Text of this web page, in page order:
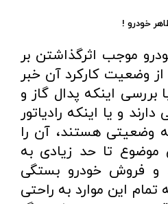
خودرو !
موجب اثرگذاشتن بر
وضعیت کارکرد آن خبر
بررسی اینکه پدال گاز و
و یا اینکه رادیاتور
وضعیتی هستند، آن را
تا حد زیادی به
و فروش خودرو بستگی
تمام این موارد به راحتی